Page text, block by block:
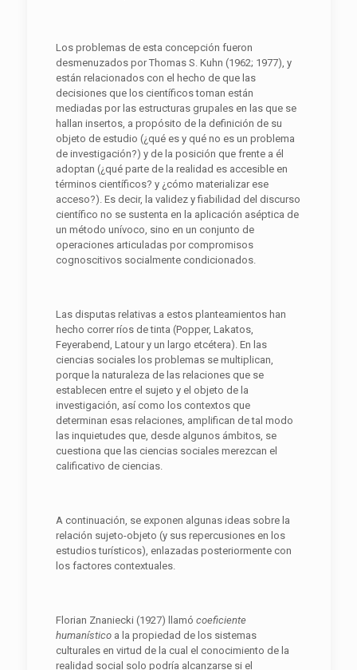
Los problemas de esta concepción fueron
desmenuzados por Thomas S. Kuhn (1962; 1977), y
están relacionados con el hecho de que las
decisiones que los científicos toman están
mediadas por las estructuras grupales en las que se
hallan insertos, a propósito de la definición de su
objeto de estudio (¿qué es y qué no es un problema
de investigación?) y de la posición que frente a él
adoptan (¿qué parte de la realidad es accesible en
términos científicos? y ¿cómo materializar ese
acceso?). Es decir, la validez y fiabilidad del discurso
científico no se sustenta en la aplicación aséptica de
un método unívoco, sino en un conjunto de
operaciones articuladas por compromisos
cognoscitivos socialmente condicionados.
Las disputas relativas a estos planteamientos han
hecho correr ríos de tinta (Popper, Lakatos,
Feyerabend, Latour y un largo etcétera). En las
ciencias sociales los problemas se multiplican,
porque la naturaleza de las relaciones que se
establecen entre el sujeto y el objeto de la
investigación, así como los contextos que
determinan esas relaciones, amplifican de tal modo
las inquietudes que, desde algunos ámbitos, se
cuestiona que las ciencias sociales merezcan el
calificativo de ciencias.
A continuación, se exponen algunas ideas sobre la
relación sujeto-objeto (y sus repercusiones en los
estudios turísticos), enlazadas posteriormente con
los factores contextuales.
Florian Znaniecki (1927) llamó coeficiente
humanístico a la propiedad de los sistemas
culturales en virtud de la cual el conocimiento de la
realidad social solo podría alcanzarse si el